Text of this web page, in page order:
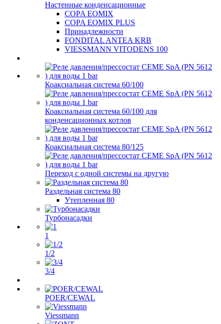
Настенные конденсационные
COPA EOMIX
COPA EOMIX PLUS
Принадлежности
FONDITAL ANTEA KRB
VIESSMANN VITODENS 100
Коаксиальная система 60/100
Коаксиальная система 60/100 для
конденсационных котлов
Коаксиальная система 80/125
Переход с одной системы на другую
Раздельная система 80
Утепленная 80
Турбонасадки
1
1/2
3/4
POER/CEWAL
Viessmann